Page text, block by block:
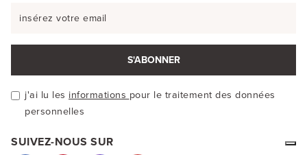
S'ABONNER
j'ai lu les informations pour le traitement des données
personnelles
SUIVEZ-NOUS SUR